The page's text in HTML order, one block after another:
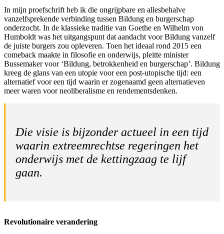
In mijn proefschrift heb ik die ongrijpbare en allesbehalve
vanzelfsprekende verbinding tussen Bildung en burgerschap
onderzocht. In de klassieke traditie van Goethe en Wilhelm von
Humboldt was het uitgangspunt dat aandacht voor Bildung vanzelf
de juiste burgers zou opleveren. Toen het ideaal rond 2015 een
comeback maakte in filosofie en onderwijs, pleitte minister
Bussemaker voor ‘Bildung, betrokkenheid en burgerschap’. Bildung
kreeg de glans van een utopie voor een post-utopische tijd: een
alternatief voor een tijd waarin er zogenaamd geen alternatieven
meer waren voor neoliberalisme en rendementsdenken.
Die visie is bijzonder actueel in een tijd
waarin extreemrechtse regeringen het
onderwijs met de kettingzaag te lijf
gaan.
Revolutionaire verandering